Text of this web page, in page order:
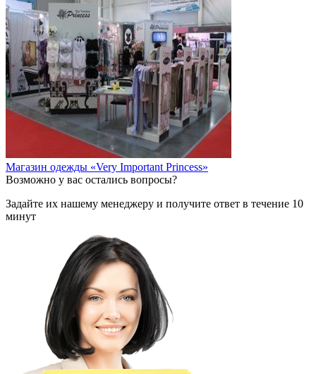
Магазин одежды «Very Important Princess»
Возможно у вас остались вопросы?
Задайте их нашему менеджеру и получите ответ в течение 10
минут